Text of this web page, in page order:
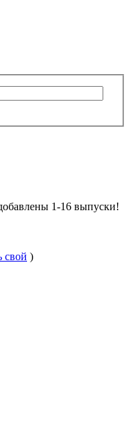
1-16 выпуски!
свой )